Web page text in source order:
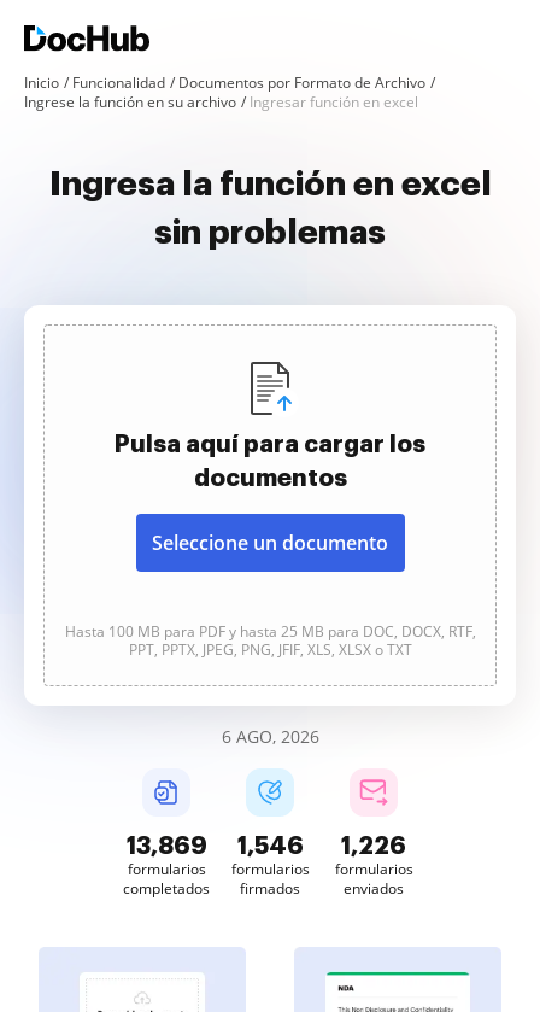
Inicio Funcionalidad
Documentos por Formato de Archivo
Ingrese la función en su archivo
Ingresar función en excel
Ingresa la función en excel
sin problemas
Pulsa aquí para cargar los
documentos
Seleccione un documento
Hasta 100 MB para PDF y hasta 25 MB para DOC, DOCX, RTF,
PPT, PPTX, JPEG, PNG, JFIF, XLS, XLSX o TXT
6 AGO, 2026
13,870
formularios
completados
1,546
formularios
firmados
1,226
formularios
enviados